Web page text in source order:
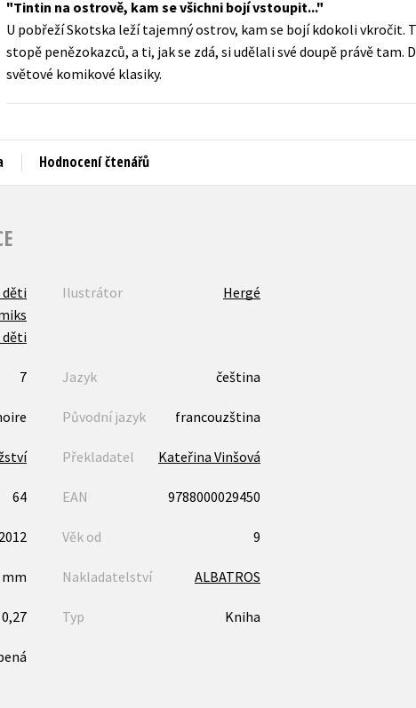
Jazyky
Kalendáře
Populárně - naučná pro
Populárně - naučné pro děti
Příroda a zahrada
Všechny tituly
Tintin na ostrově, kam se všichni bojí vstoupit...
U pobřeží Skotska leží tajemný ostrov, kam se bojí kdokoli vkročit.
stopě penězokazců, a ti, jak se zdá, si udělali své doupě právě
světové komikové klasiky.
Hodnocení čtenářů
děti
Ilustrátor Hergé
7 Jazyk čeština
Původní jazyk francouzština
Překladatel Kateřina Vinšová
64 EAN 9788000029450
Věk od 9
mm Nakladatelství ALBATROS
0,27 Typ Kniha